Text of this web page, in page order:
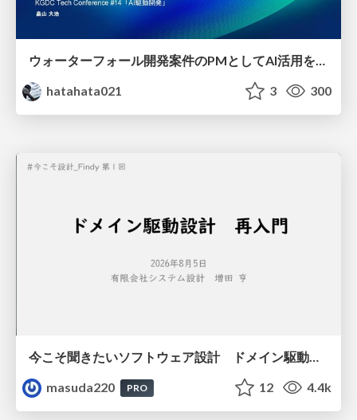
ウォーターフォール開発案件のPMとしてAI活用を模索している話
hatahata021
3 300
今こそ聞きたいソフトウェア設計 ドメイン駆動設計再入門
masuda220
PRO 12 4.4k